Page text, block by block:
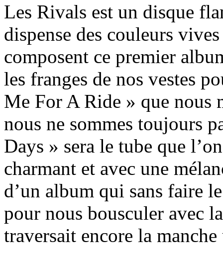
Les Rivals est un disque
dispense des couleurs
composent ce premier
les franges de nos vestes
Me For A Ride » que nous
nous ne sommes toujours
Days » sera le tube que
charmant et avec une
d’un album qui sans faire
pour nous bousculer avec
traversait encore la